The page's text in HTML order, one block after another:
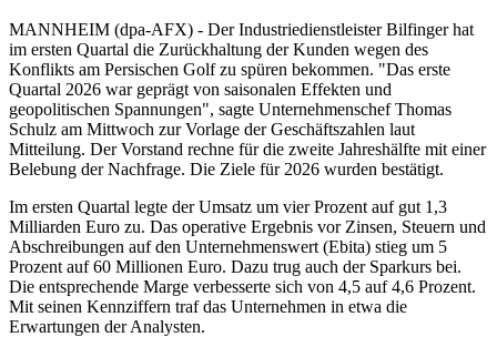
MANNHEIM (dpa-AFX) - Der Industriedienstleister Bilfinger hat
im ersten Quartal die Zurückhaltung der Kunden wegen des
Konflikts am Persischen Golf zu spüren bekommen. "Das erste
Quartal 2026 war geprägt von saisonalen Effekten und
geopolitischen Spannungen", sagte Unternehmenschef Thomas
Schulz am Mittwoch zur Vorlage der Geschäftszahlen laut
Mitteilung. Der Vorstand rechne für die zweite Jahreshälfte mit einer
Belebung der Nachfrage. Die Ziele für 2026 wurden bestätigt.
Im ersten Quartal legte der Umsatz um vier Prozent auf gut 1,3
Milliarden Euro zu. Das operative Ergebnis vor Zinsen, Steuern und
Abschreibungen auf den Unternehmenswert (Ebita) stieg um 5
Prozent auf 60 Millionen Euro. Dazu trug auch der Sparkurs bei.
Die entsprechende Marge verbesserte sich von 4,5 auf 4,6 Prozent.
Mit seinen Kennziffern traf das Unternehmen in etwa die
Erwartungen der Analysten.